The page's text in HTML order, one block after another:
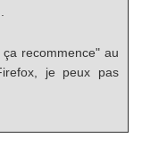
recommence" au
je peux pas